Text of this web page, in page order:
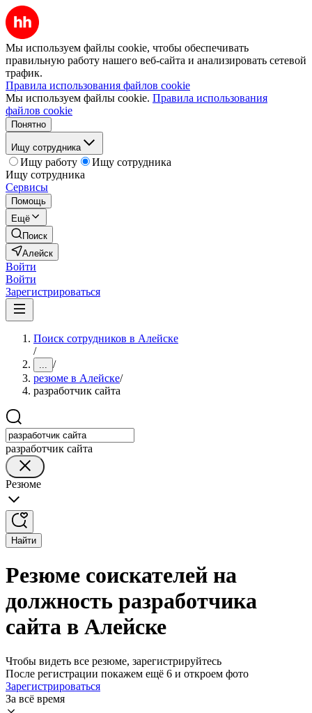
Мы используем файлы cookie, чтобы обеспечивать
правильную работу нашего веб-сайта и анализировать сетевой
трафик.
Правила использования файлов cookie
Мы используем файлы cookie. Правила использования
файлов cookie
Понятно
Ищу сотрудника
Ищу работу
Ищу сотрудника
Ищу сотрудника
Сервисы
Помощь
Ещё
Поиск
Алейск
Войти
Войти
Зарегистрироваться
Поиск сотрудников в Алейске
/
... /
резюме в Алейске/
разработчик сайта
разработчик сайта
Резюме
Найти
Резюме соискателей на
должность разработчика
сайта в Алейске
Чтобы видеть все резюме, зарегистрируйтесь
После регистрации покажем ещё 6 и откроем фото
Зарегистрироваться
За всё время